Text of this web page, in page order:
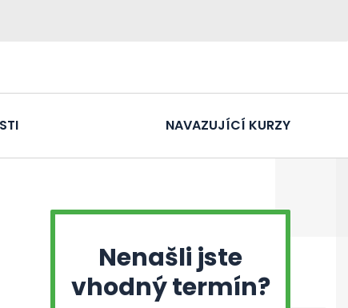
NAVAZUJÍCÍ KURZY
Nenašli jste
vhodný termín?